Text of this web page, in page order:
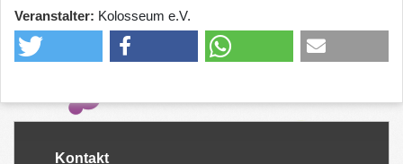
Veranstalter Kolosseum e.V.
Kontakt